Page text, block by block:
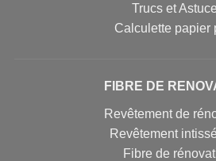
Trucs et
Calculette papier
FIBRE DE
Revêtement de
Revêtement
Fibre de